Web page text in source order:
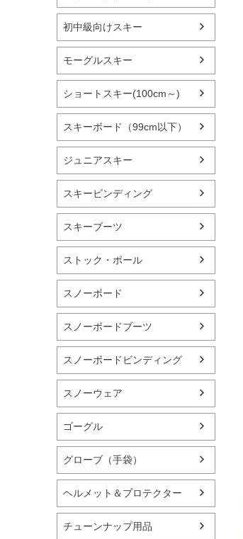
初中級向けスキー
モーグルスキー
ショートスキー(100cm～)
スキーボード（99cm以下）
ジュニアスキー
スキービンディング
スキーブーツ
ストック・ポール
スノーボード
スノーボードブーツ
スノーボードビンディング
スノーウェア
ゴーグル
グローブ（手袋）
ヘルメット＆プロテクター
チューンナップ用品